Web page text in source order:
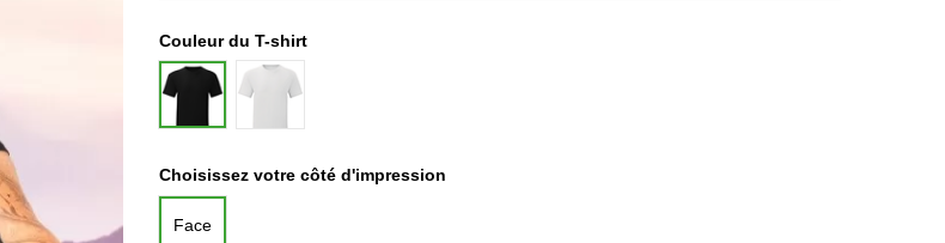
Couleur du T-shirt
Noir
Blanc
Choisissez votre côté d'impression
Face